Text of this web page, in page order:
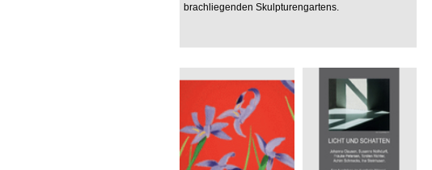
brachliegenden Skulpturengartens.